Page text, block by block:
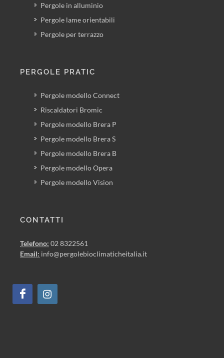
Pergole in alluminio
Pergole lame orientabili
Pergole per terrazzo
PERGOLE PRATIC
Pergole modello Connect
Riscaldatori Bromic
Pergole modello Brera P
Pergole modello Brera S
Pergole modello Brera B
Pergole modello Opera
Pergole modello Vision
CONTATTI
Telefono: 02 8322561
Email: info@pergolebioclimaticheitalia.it